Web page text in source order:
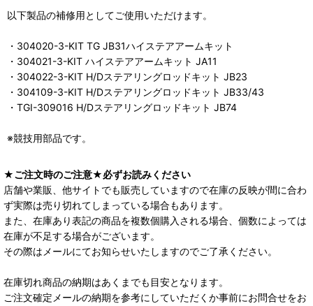
以下製品の補修用としてご使用いただけます。
・304020-3-KIT TG JB31ハイステアアームキット
・304021-3-KIT ハイステアアームキット JA11
・304022-3-KIT H/Dステアリングロッドキット JB23
・304109-3-KIT H/Dステアリングロッドキット JB33/43
・TGI-309016 H/Dステアリングロッドキット JB74
※競技用部品です。
★ご注文時のご注意★必ずお読みください
店舗や業販、他サイトでも販売していますので在庫の反映が間に合わ
ず実際は売り切れてしまっている場合もあります。
また、在庫あり表記の商品を複数個購入される場合、個数によっては
在庫が不足する場合がございます。
その際はメールにてお知らせいたしますのでご了承ください。
在庫切れ商品の納期はあくまでも目安となります。
ご注文確定メールの納期を参考にしていただくか事前にお問合せをお